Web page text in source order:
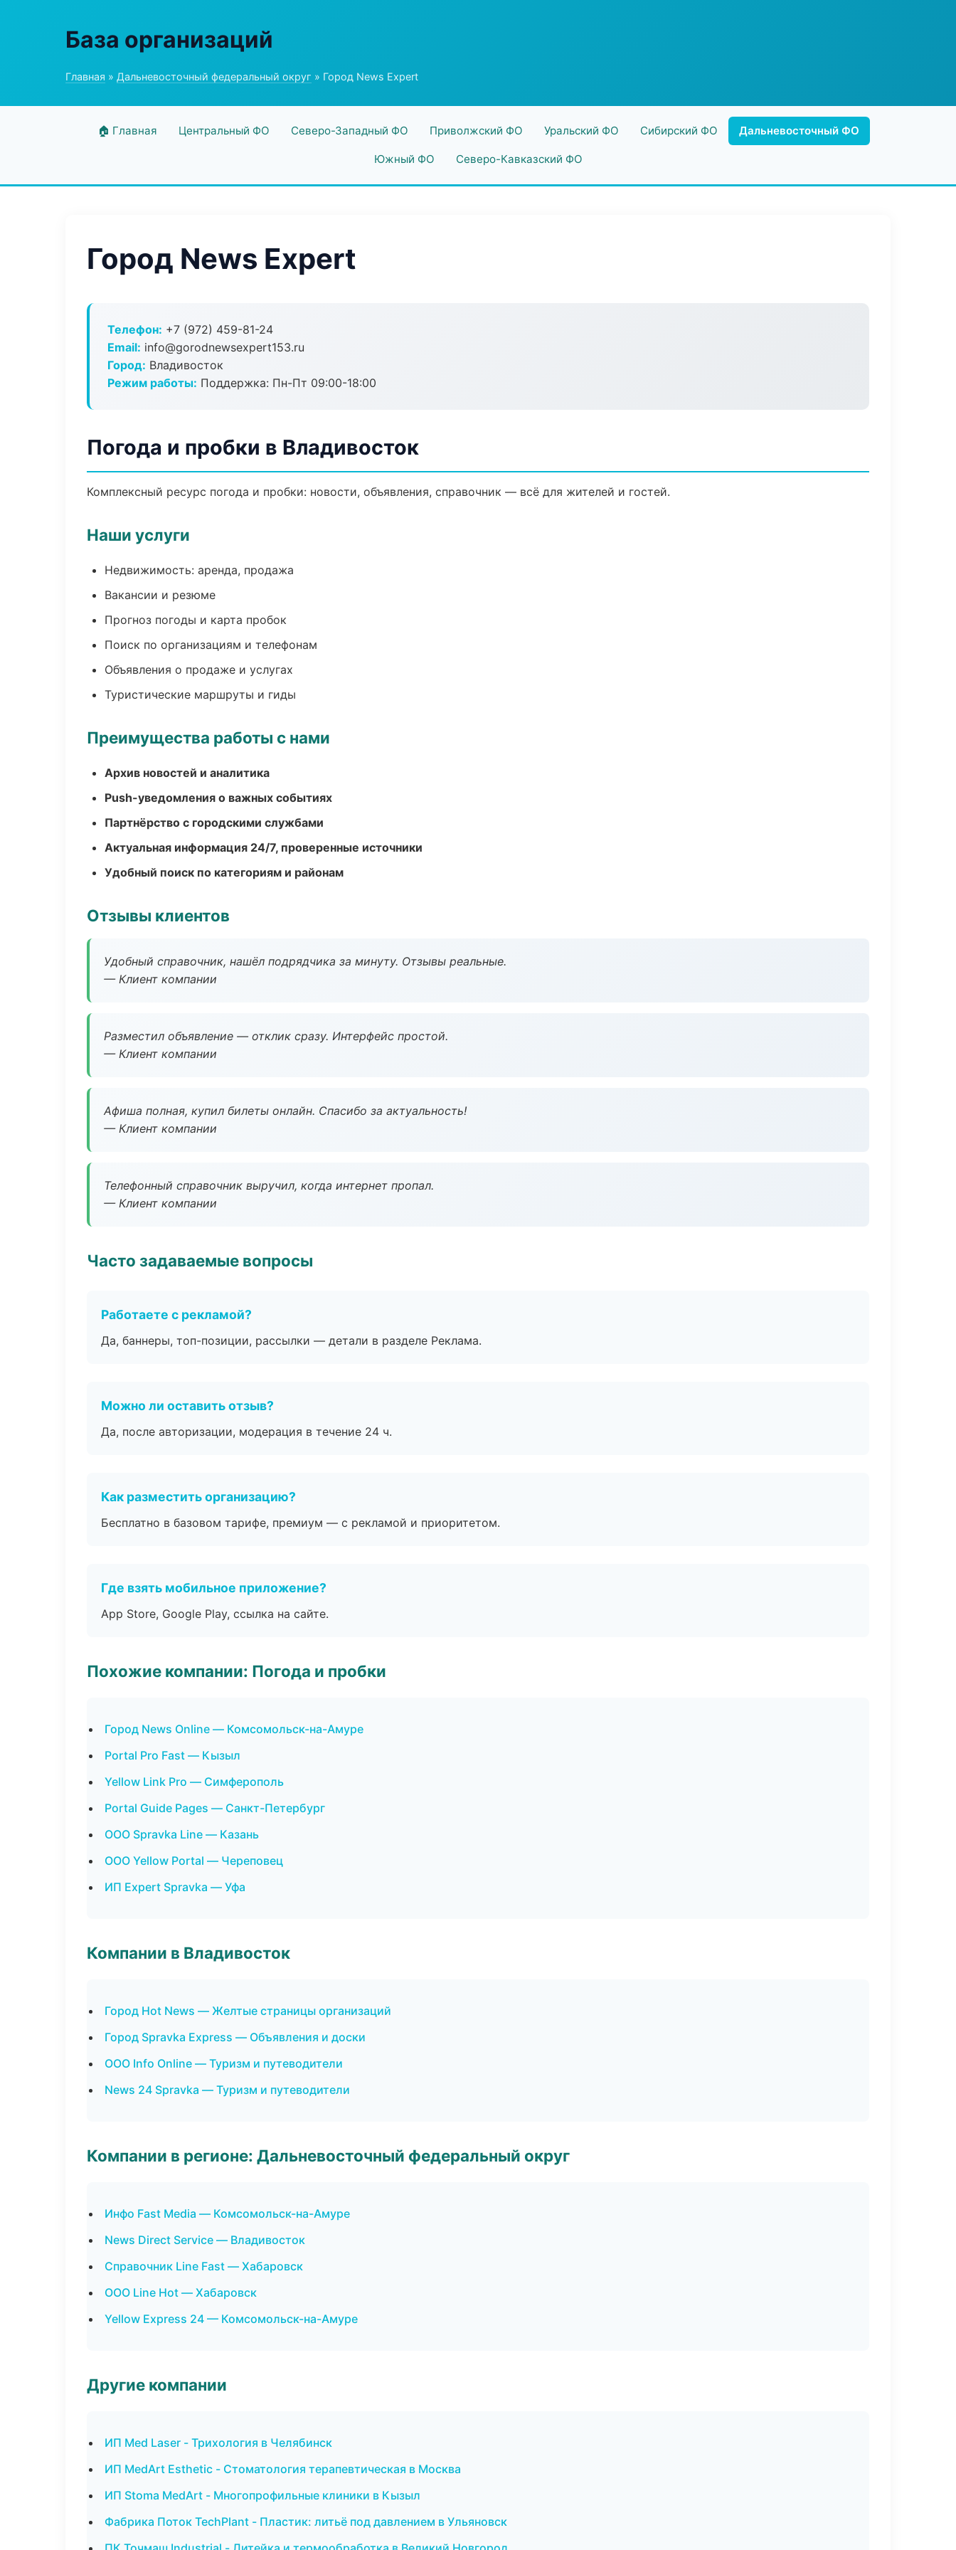
База организаций
Главная » Дальневосточный федеральный округ » Город News Expert
🏠 Главная Центральный ФО Северо-Западный ФО Приволжский ФО Уральский ФО Сибирский ФО Дальневосточный ФО
Южный ФО Северо-Кавказский ФО
Город News Expert
Телефон: +7 (972) 459-81-24
Email: info@gorodnewsexpert153.ru
Город: Владивосток
Режим работы: Поддержка: Пн-Пт 09:00-18:00
Погода и пробки в Владивосток
Комплексный ресурс погода и пробки: новости, объявления, справочник — всё для жителей и гостей.
Наши услуги
Недвижимость: аренда, продажа
Вакансии и резюме
Прогноз погоды и карта пробок
Поиск по организациям и телефонам
Объявления о продаже и услугах
Туристические маршруты и гиды
Преимущества работы с нами
Архив новостей и аналитика
Push-уведомления о важных событиях
Партнёрство с городскими службами
Актуальная информация 24/7, проверенные источники
Удобный поиск по категориям и районам
Отзывы клиентов
Удобный справочник, нашёл подрядчика за минуту. Отзывы реальные.
— Клиент компании
Разместил объявление — отклик сразу. Интерфейс простой.
— Клиент компании
Афиша полная, купил билеты онлайн. Спасибо за актуальность!
— Клиент компании
Телефонный справочник выручил, когда интернет пропал.
— Клиент компании
Часто задаваемые вопросы
Работаете с рекламой?
Да, баннеры, топ-позиции, рассылки — детали в разделе Реклама.
Можно ли оставить отзыв?
Да, после авторизации, модерация в течение 24 ч.
Как разместить организацию?
Бесплатно в базовом тарифе, премиум — с рекламой и приоритетом.
Где взять мобильное приложение?
App Store, Google Play, ссылка на сайте.
Похожие компании: Погода и пробки
Город News Online — Комсомольск-на-Амуре
Portal Pro Fast — Кызыл
Yellow Link Pro — Симферополь
Portal Guide Pages — Санкт-Петербург
ООО Spravka Line — Казань
ООО Yellow Portal — Череповец
ИП Expert Spravka — Уфа
Компании в Владивосток
Город Hot News — Желтые страницы организаций
Город Spravka Express — Объявления и доски
ООО Info Online — Туризм и путеводители
News 24 Spravka — Туризм и путеводители
Компании в регионе: Дальневосточный федеральный округ
Инфо Fast Media — Комсомольск-на-Амуре
News Direct Service — Владивосток
Справочник Line Fast — Хабаровск
ООО Line Hot — Хабаровск
Yellow Express 24 — Комсомольск-на-Амуре
Другие компании
ИП Med Laser - Трихология в Челябинск
ИП MedArt Esthetic - Стоматология терапевтическая в Москва
ИП Stoma MedArt - Многопрофильные клиники в Кызыл
Фабрика Поток TechPlant - Пластик: литьё под давлением в Ульяновск